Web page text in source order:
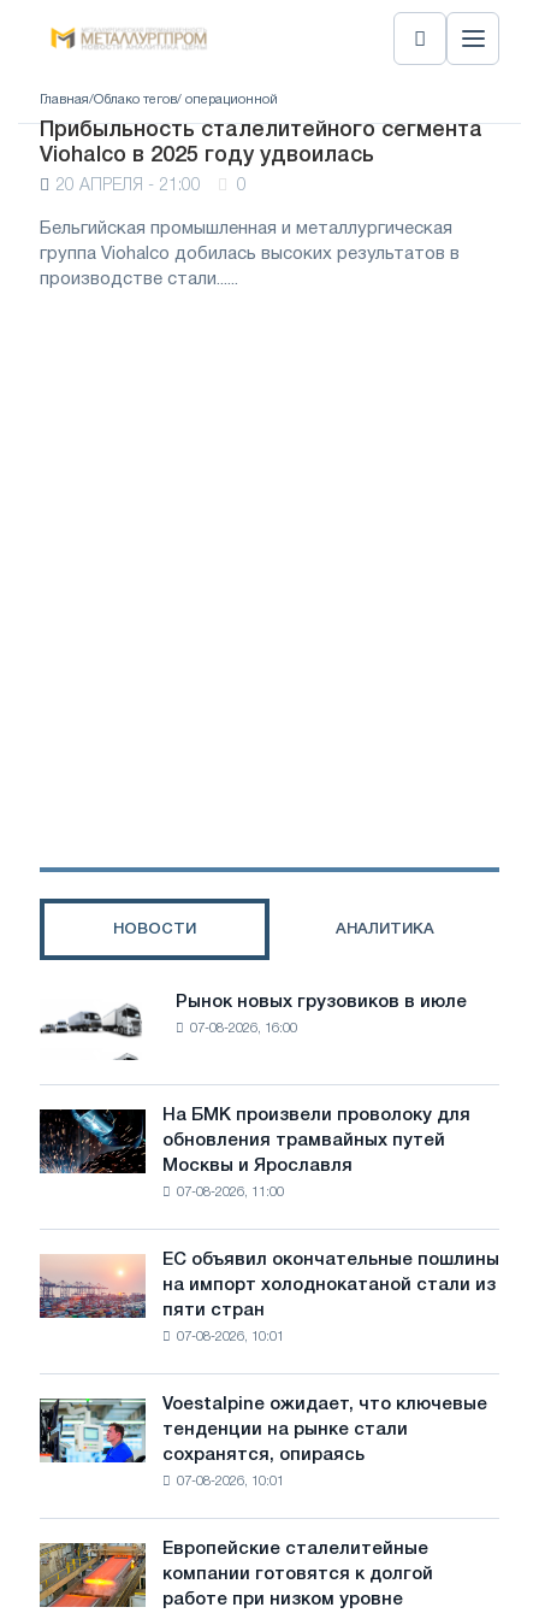
Главная/Облако тегов/ операционной
Прибыльность сталелитейного сегмента
Viohalco в 2025 году удвоилась
20 АПРЕЛЯ - 21:00 0
Бельгийская промышленная и металлургическая
группа Viohalco добилась высоких результатов в
производстве стали......
НОВОСТИ АНАЛИТИКА
Рынок
новых
грузовиков
в
июле
Рынок новых грузовиков в июле
07-08-2026, 16:00
На
БМК
произвели
трамвайных
путей
Ярославля
На БМК произвели проволоку для
обновления трамвайных путей
Москвы и Ярославля
07-08-2026, 11:00
объявил
окончательные
холоднокатаной
стали
стран
ЕС объявил окончательные пошлины
на импорт холоднокатаной стали из
пяти стран
07-08-2026, 10:01
Voestalpine
ожидает,
что
рынке
стали
Voestalpine ожидает, что ключевые
тенденции на рынке стали
сохранятся, опираясь
07-08-2026, 10:01
Европейские
сталелитейные
компании
Европейские сталелитейные
компании готовятся к долгой
работе при низком уровне